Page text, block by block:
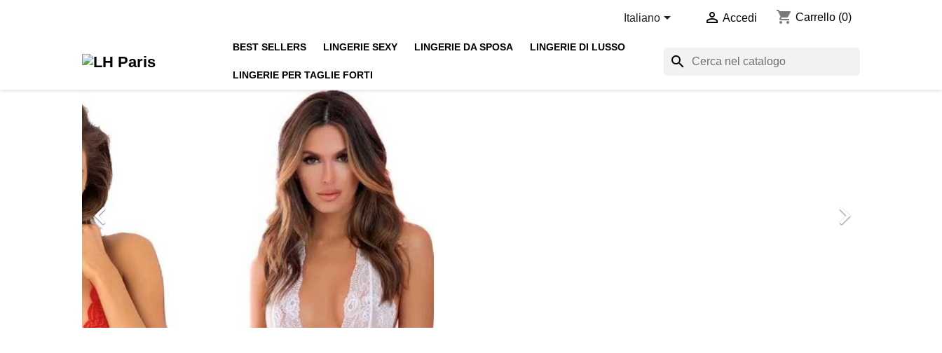
Italiano  Accedi shopping_cart Carrello (0)
BEST SELLERS LINGERIE SEXY LINGERIE DA SPOSA LINGERIE DI LUSSO
LINGERIE PER TAGLIE FORTI
search
LINGERIE
MARIAGE
 